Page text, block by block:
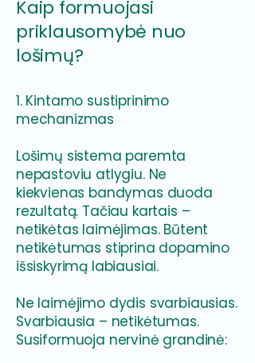
Kaip formuojasi
priklausomybė nuo
lošimų?
1. Kintamo sustiprinimo
mechanizmas
Lošimų sistema paremta
nepastoviu atlygiu. Ne
kiekvienas bandymas duoda
rezultatą. Tačiau kartais –
netikėtas laimėjimas. Būtent
netikėtumas stiprina dopamino
išsiskyrimą labiausiai.
Ne laimėjimo dydis svarbiausias.
Svarbiausia – netikėtumas.
Susiformuoja nervinė grandinė: